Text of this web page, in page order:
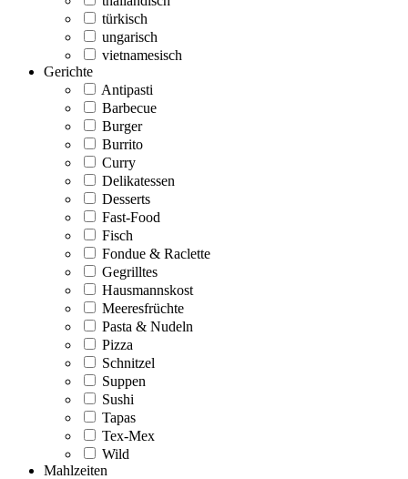
türkisch
ungarisch
vietnamesisch
Gerichte
Antipasti
Barbecue
Burger
Burrito
Curry
Delikatessen
Desserts
Fast-Food
Fisch
Fondue & Raclette
Gegrilltes
Hausmannskost
Meeresfrüchte
Pasta & Nudeln
Pizza
Schnitzel
Suppen
Sushi
Tapas
Tex-Mex
Wild
Mahlzeiten